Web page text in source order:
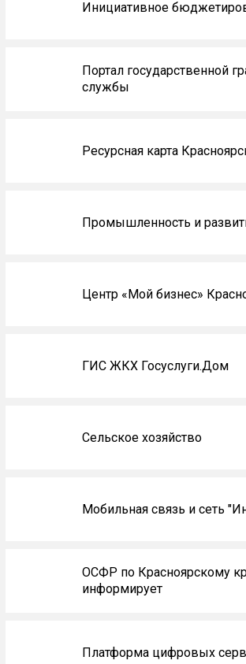
Инициативное
Портал государственной
службы
Ресурсная карта
Промышленность и
Центр «Мой бизнес»
ГИС ЖКХ Госуслуги.Дом
Сельское хозяйство
Мобильная связь и сеть
ОСФР по Красноярскому
информирует
Платформа цифровых